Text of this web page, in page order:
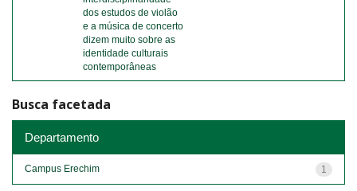
dos estudos de violão
e a música de concerto
dizem muito sobre as
identidade culturais
contemporâneas
Busca facetada
Departamento
1
Campus Erechim